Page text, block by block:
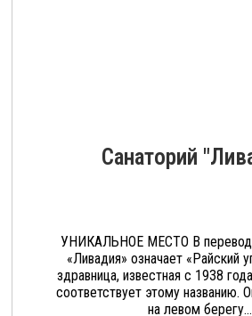
Санаторий
УНИКАЛЬНОЕ МЕСТО В
«Ливадия» означает «Райский
здравница, известная с 1938
соответствует этому названию.
на левом берегу...